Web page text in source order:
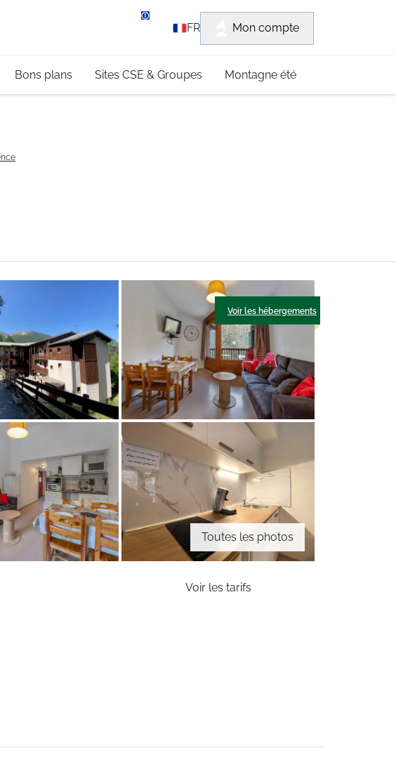
+33 (0)4 79 96 30 69
FR Mon compte
Bons plans Sites CSE & Groupes Montagne été
Toutes les photos
Voir les hébergements
Voir les tarifs